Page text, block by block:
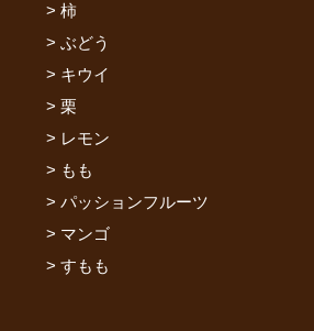
柿
ぶどう
キウイ
栗
レモン
もも
パッションフルーツ
マンゴ
すもも